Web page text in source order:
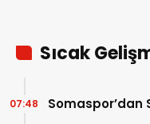
Sıcak
Somaspor’dan
07:48